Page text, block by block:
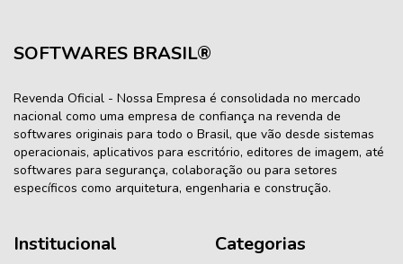
SOFTWARES BRASIL®
Revenda Oficial - Nossa Empresa é consolidada no mercado
nacional como uma empresa de confiança na revenda de
softwares originais para todo o Brasil, que vão desde sistemas
operacionais, aplicativos para escritório, editores de imagem, até
softwares para segurança, colaboração ou para setores
específicos como arquitetura, engenharia e construção.
Institucional Categorias